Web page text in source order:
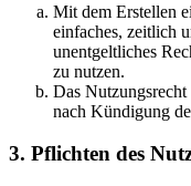
Mit dem Erstellen
einfaches, zeitlich
unentgeltliches
zu nutzen.
Das
nach Kündigung
3. Pflichten des